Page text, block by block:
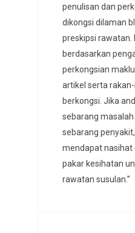
penulisan dan
dikongsi dilaman
preskipsi rawatan.
berdasarkan
perkongsian
artikel serta
berkongsi. Jika
sebarang
sebarang
mendapat nasihat
pakar kesihatan
rawatan susulan.”